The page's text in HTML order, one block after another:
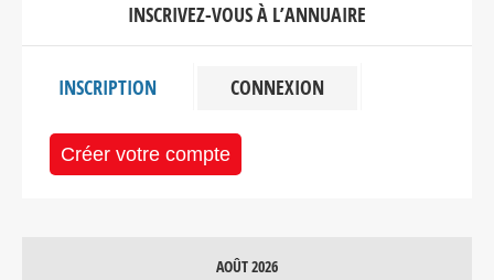
INSCRIVEZ-VOUS À L’ANNUAIRE
INSCRIPTION CONNEXION
Créer votre compte
AOÛT 2026